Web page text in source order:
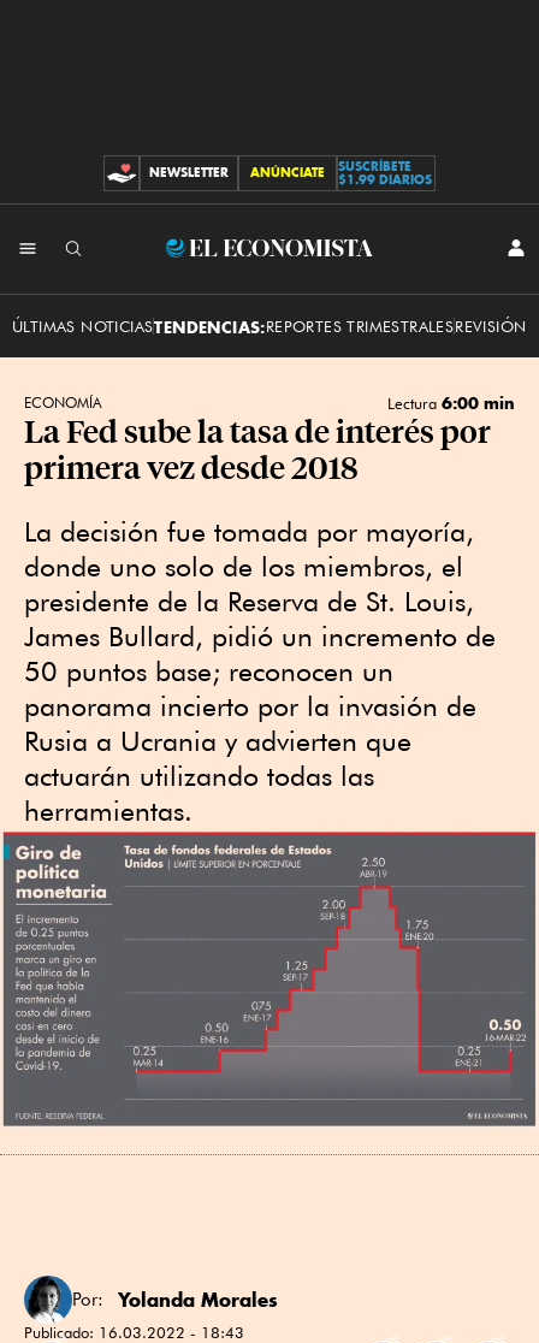
CONTRIBUCIONES
NEWSLETTER ANÚNCIATE
SUSCRÍBETE
$1.99 DIARIOS
El
ÚLTIMAS NOTICIASTENDENCIAS:REPORTES TRIMESTRALESREVISIÓN
ECONOMÍA Lectura 6:00 min
La Fed sube la tasa de interés por
primera vez desde 2018
La decisión fue tomada por mayoría,
donde uno solo de los miembros, el
presidente de la Reserva de St. Louis,
James Bullard, pidió un incremento de
50 puntos base; reconocen un
panorama incierto por la invasión de
Rusia a Ucrania y advierten que
actuarán utilizando todas las
herramientas.
Por: Yolanda Morales
Publicado: 16.03.2022 - 18:43